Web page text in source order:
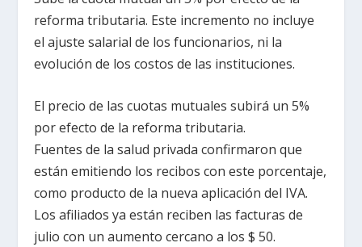
reforma tributaria. Este incremento no incluye
el ajuste salarial de los funcionarios, ni la
evolución de los costos de las instituciones.
El precio de las cuotas mutuales subirá un 5%
por efecto de la reforma tributaria.
Fuentes de la salud privada confirmaron que
están emitiendo los recibos con este porcentaje,
como producto de la nueva aplicación del IVA.
Los afiliados ya están reciben las facturas de
julio con un aumento cercano a los $ 50.